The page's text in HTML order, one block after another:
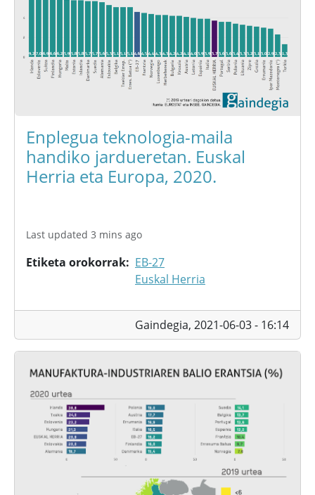
Enplegua teknologia-maila
handiko jardueretan. Euskal
Herria eta Europa, 2020.
Last updated 3 mins ago
Etiketa orokorrak
EB-27
Euskal Herria
Gaindegia, 2021-06-03 - 16:14